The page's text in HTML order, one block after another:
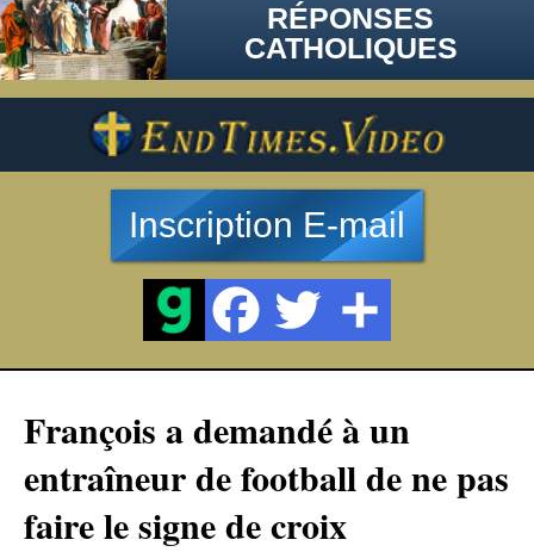
RÉPONSES
CATHOLIQUES
Inscription E-mail
François a demandé à un
entraîneur de football de ne pas
faire le signe de croix